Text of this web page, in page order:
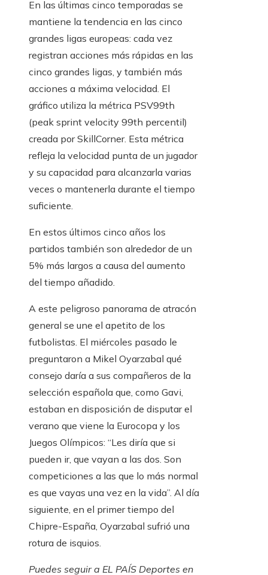
En las últimas cinco temporadas se
mantiene la tendencia en las cinco
grandes ligas europeas: cada vez
registran acciones más rápidas en las
cinco grandes ligas, y también más
acciones a máxima velocidad. El
gráfico utiliza la métrica PSV99th
(peak sprint velocity 99th percentil)
creada por SkillCorner. Esta métrica
refleja la velocidad punta de un jugador
y su capacidad para alcanzarla varias
veces o mantenerla durante el tiempo
suficiente.
En estos últimos cinco años los
partidos también son alrededor de un
5% más largos a causa del aumento
del tiempo añadido.
A este peligroso panorama de atracón
general se une el apetito de los
futbolistas. El miércoles pasado le
preguntaron a Mikel Oyarzabal qué
consejo daría a sus compañeros de la
selección española que, como Gavi,
estaban en disposición de disputar el
verano que viene la Eurocopa y los
Juegos Olímpicos: “Les diría que si
pueden ir, que vayan a las dos. Son
competiciones a las que lo más normal
es que vayas una vez en la vida”. Al día
siguiente, en el primer tiempo del
Chipre-España, Oyarzabal sufrió una
rotura de isquios.
Puedes seguir a EL PAÍS Deportes en